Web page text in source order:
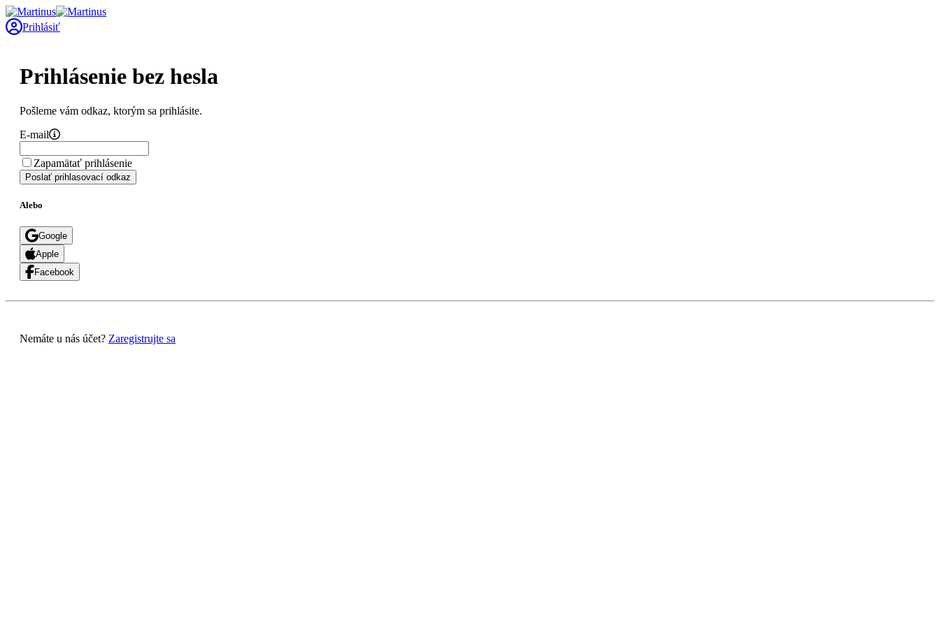
Prihlásiť
Prihlásenie bez hesla
Pošleme vám odkaz, ktorým sa prihlásite.
E-mail
Zapamätať prihlásenie
Poslať prihlasovací odkaz
Alebo
Google
Apple
Facebook
Nemáte u nás účet? Zaregistrujte sa